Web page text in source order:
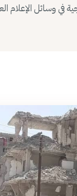
في وسائل الإعلام